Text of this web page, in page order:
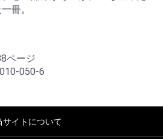
冊。
ページ
050-6
サイトについて